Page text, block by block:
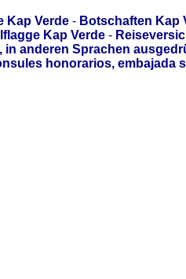
Kap Verde - Botschaften Kap
Kap Verde -
in anderen Sprachen
honorarios, embajada